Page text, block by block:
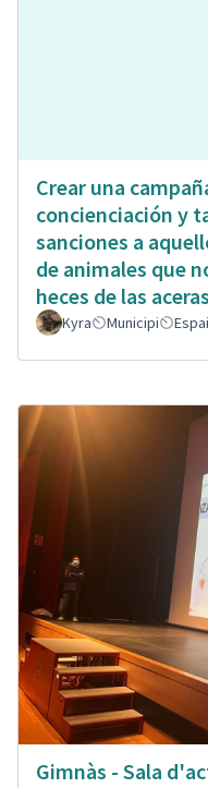
Crear una
concienciación y
sanciones a
de animales que
heces de las
Kyra Municipi
Gimnàs - Sala